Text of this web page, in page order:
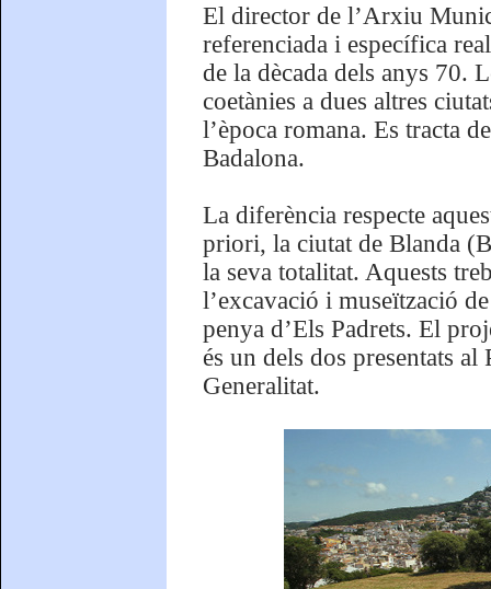
El director de l’Arxiu
referenciada i específica
de la dècada dels anys 70.
coetànies a dues altres
l’època romana. Es tracta
Badalona.
La diferència respecte
priori, la ciutat de Blanda
la seva totalitat. Aquests
l’excavació i museïtzació
penya d’Els Padrets. El
és un dels dos presentats
Generalitat.